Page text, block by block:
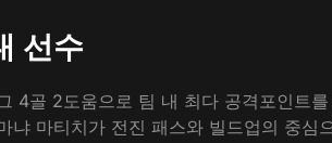
선수
4골 2도움으로 팀 내 최다 공격포인트
냐 마티치가 전진 패스와 빌드업의 중